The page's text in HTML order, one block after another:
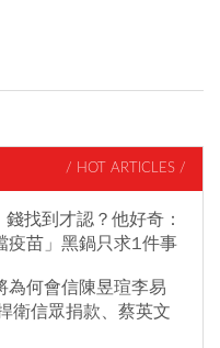
/ HOT ARTICLES /
找到才認？他好奇：
苗」黑鍋只求1件事
為何會信陳昱瑄李易
衛信眾捐款、蔡英文